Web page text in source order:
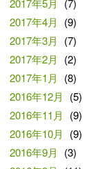
2017年5月
(7)
2017年4月
(9)
2017年3月
(7)
2017年2月
(2)
2017年1月
(8)
2016年12月
(5)
2016年11月
(9)
2016年10月
(9)
2016年9月
(3)